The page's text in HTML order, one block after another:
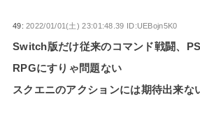
49:2022/01/01(土) 23:01:48.39 ID:UEBojn5K0
Switch版だけ従来のコマンド戦闘、
RPGにすりゃ問題ない
スクエニのアクションには期待出来な